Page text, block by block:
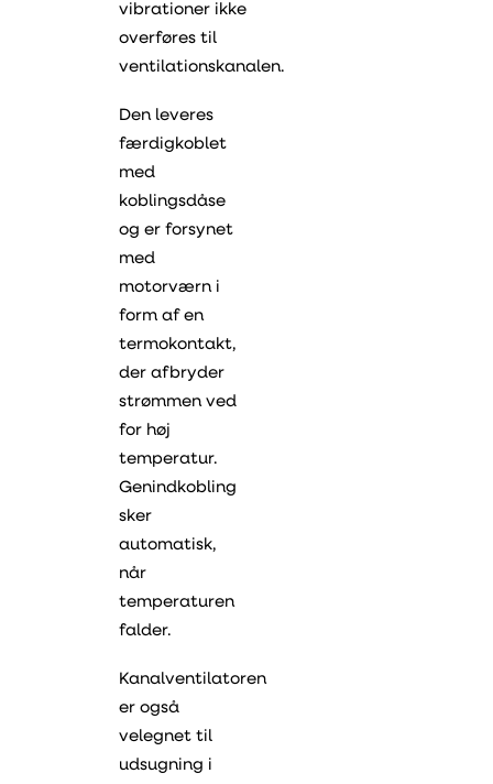
vibrationer ikke
overføres til
ventilationskanalen.
Den leveres
færdigkoblet
med
koblingsdåse
og er forsynet
med
motorværn i
form af en
termokontakt,
der afbryder
strømmen ved
for høj
temperatur.
Genindkobling
sker
automatisk,
når
temperaturen
falder.
Kanalventilatoren
er også
velegnet til
udsugning i